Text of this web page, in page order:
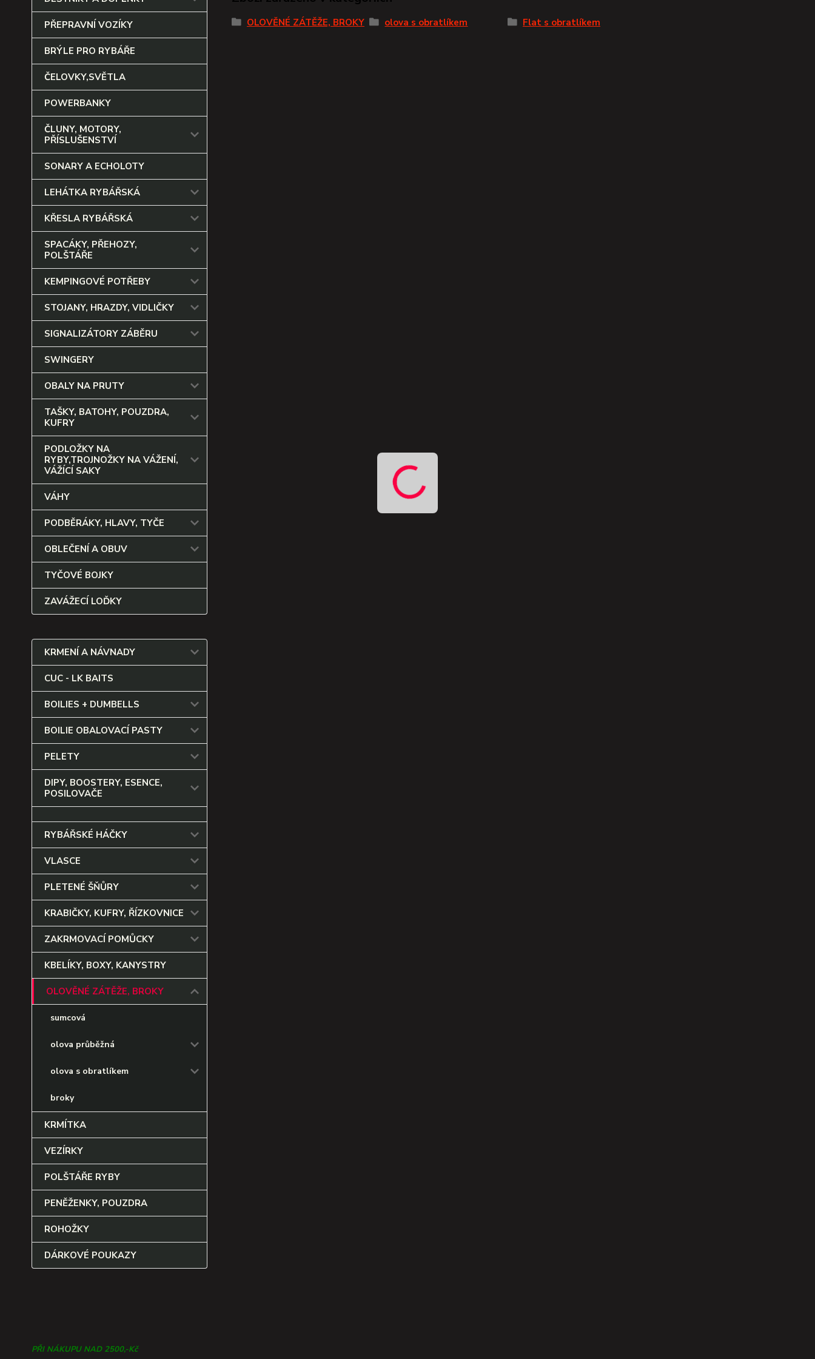
PŘEPRAVNÍ VOZÍKY
BRÝLE PRO RYBÁŘE
ČELOVKY,SVĚTLA
POWERBANKY
ČLUNY, MOTORY,
PŘÍSLUŠENSTVÍ
SONARY A ECHOLOTY
LEHÁTKA RYBÁŘSKÁ
KŘESLA RYBÁŘSKÁ
SPACÁKY, PŘEHOZY,
POLŠTÁŘE
KEMPINGOVÉ POTŘEBY
STOJANY, HRAZDY, VIDLIČKY
SIGNALIZÁTORY ZÁBĚRU
SWINGERY
OBALY NA PRUTY
TAŠKY, BATOHY, POUZDRA,
KUFRY
PODLOŽKY NA
RYBY,TROJNOŽKY NA VÁŽENÍ,
VÁŽÍCÍ SAKY
VÁHY
PODBĚRÁKY, HLAVY, TYČE
OBLEČENÍ A OBUV
TYČOVÉ BOJKY
ZAVÁŽECÍ LOĎKY
KRMENÍ A NÁVNADY
CUC - LK BAITS
BOILIES + DUMBELLS
BOILIE OBALOVACÍ PASTY
PELETY
DIPY, BOOSTERY, ESENCE,
POSILOVAČE
RYBÁŘSKÉ HÁČKY
VLASCE
PLETENÉ ŠŇŮRY
KRABIČKY, KUFRY, ŘÍZKOVNICE
ZAKRMOVACÍ POMŮCKY
KBELÍKY, BOXY, KANYSTRY
OLOVĚNÉ ZÁTĚŽE, BROKY
sumcová
olova průběžná
olova s obratlíkem
broky
KRMÍTKA
VEZÍRKY
POLŠTÁŘE RYBY
PENĚŽENKY, POUZDRA
ROHOŽKY
DÁRKOVÉ POUKAZY
PŘI NÁKUPU NAD 2500,-Kč
OLOVĚNÉ ZÁTĚŽE, BROKY olova s obratlíkem Flat s obratlíkem